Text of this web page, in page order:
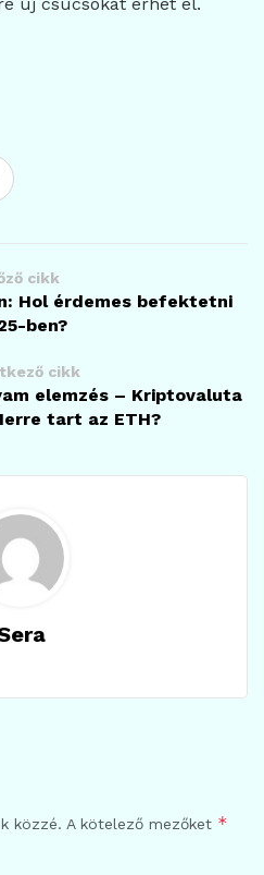
cikk
Hol érdemes befektetni
ben?
cikk
elemzés – Kriptovaluta
tart az ETH?
közzé. A kötelező mezőket *